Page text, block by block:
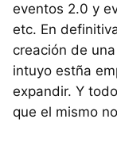
eventos 2.0 y
etc. En
creación de
intuyo estña
expandir. Y
que el mismo